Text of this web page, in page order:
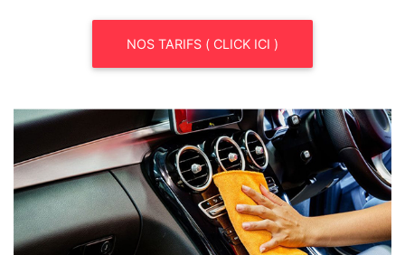
NOS TARIFS ( CLICK ICI )